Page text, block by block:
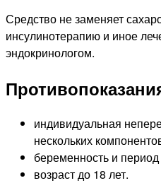
Средство не заменяет
инсулинотерапию и иное
эндокринологом.
индивидуальная
нескольких
беременность и
возраст до 18 лет.